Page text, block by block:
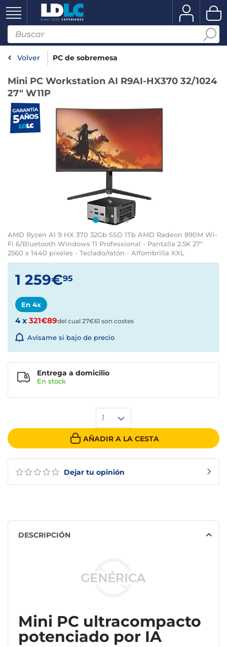
Volver PC de sobremesa
Mini PC Workstation AI R9AI-HX370 32/1024
27" W11P
AMD Ryzen AI 9 HX 370 32Gb SSD 1Tb AMD Radeon 890M Wi-
Fi 6/Bluetooth Windows 11 Professional - Pantalla 2.5K 27"
2560 x 1440 píxeles - Teclado/ratón - Alfombrilla XXL
Dejar tu opinión
1 259€95
En 4x
4 x 321€89del cual 27€61 son costes
Avísame si bajo de precio
1
AÑADIR A LA CESTA
Entrega a domicilio
En stock
DESCRIPCIÓN
Mini PC ultracompacto
potenciado por IA